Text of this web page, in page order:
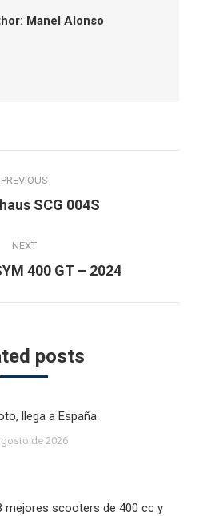
Manel Alonso
PREVIOUS
Previous
SCG 004S
NEXT
Next
400 GT – 2024
posts
llega a España
de 2026
mejores scooters de 400 cc y